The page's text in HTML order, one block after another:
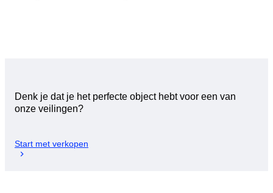
Denk je dat je het perfecte object hebt voor een van
onze veilingen?
Start met verkopen